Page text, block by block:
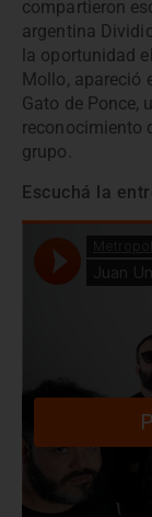
compartieron
argentina
la oportunidad
Mollo, apareció
Gato de Ponce,
reconocimiento
grupo.
Escuchá la